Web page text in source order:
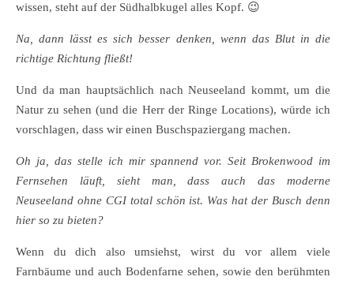
wissen, steht auf der Südhalbkugel alles Kopf. 😉
Na, dann lässt es sich besser denken, wenn das Blut in die
richtige Richtung fließt!
Und da man hauptsächlich nach Neuseeland kommt, um die
Natur zu sehen (und die Herr der Ringe Locations), würde ich
vorschlagen, dass wir einen Buschspaziergang machen.
Oh ja, das stelle ich mir spannend vor. Seit Brokenwood im
Fernsehen läuft, sieht man, dass auch das moderne
Neuseeland ohne CGI total schön ist. Was hat der Busch denn
hier so zu bieten?
Wenn du dich also umsiehst, wirst du vor allem viele
Farnbäume und auch Bodenfarne sehen, sowie den berühmten